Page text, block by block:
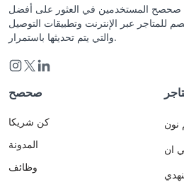
صحصح المستخدمين في العثور على أفضل
للمتاجر عبر الإنترنت وتطبيقات التوصيل
والتي يتم تحديثها باستمرار.
صحصح
كن شريكا
المدونة
وظائف
نون
ان